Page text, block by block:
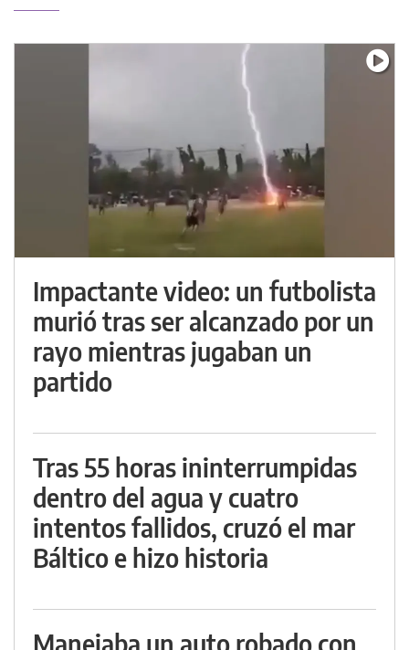
Impactante video: un futbolista
murió tras ser alcanzado por un
rayo mientras jugaban un
partido
Tras 55 horas ininterrumpidas
dentro del agua y cuatro
intentos fallidos, cruzó el mar
Báltico e hizo historia
Manejaba un auto robado con